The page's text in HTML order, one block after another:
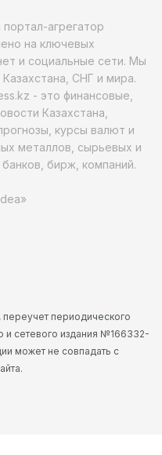
агрегатор
на ключевых
и социальные сети. Мы
СНГ и мира.
- это финансовые,
Казахстана,
курсы валют и
металлов, сырьевых и
бирж, компаний.
переучет периодического
и сетевого издания №166332-
может не совпадать с